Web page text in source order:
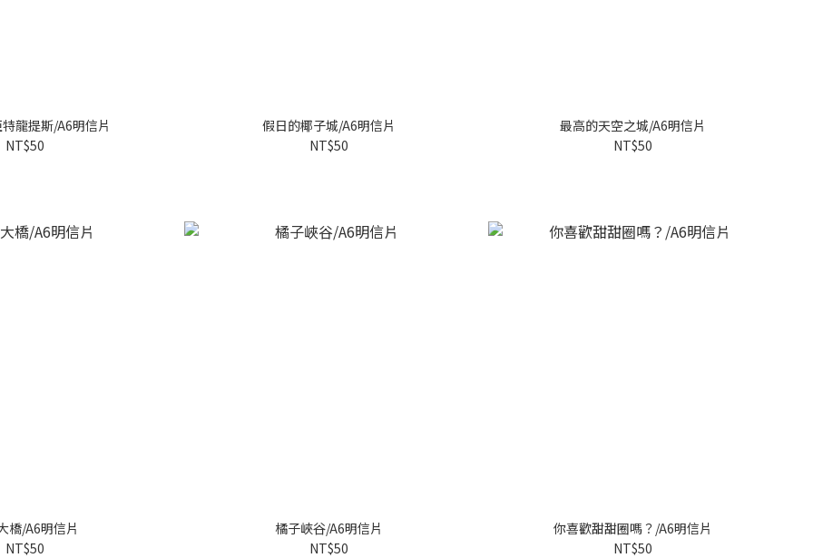
龍提斯/A6明信片
NT$50
假日的椰子城/A6明信片
NT$50
最高的天空之城/A6明信片
NT$50
橋/A6明信片
NT$50
橘子峽谷/A6明信片
NT$50
你喜歡甜甜圈嗎？/A6明信片
NT$50